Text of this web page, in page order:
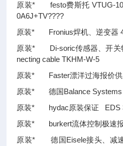
原装* festo费斯托 VTUG-10-
0A6J+TV????
原装* Fronius焊机、逆变器
原装* Di-soric传感器、开
necting cable TKHM-W-5
原装* Faster漂洋过海报价
原装* 德国Balance Systems
原装* hydac原装保证 EDS
原装* burkert流体控制极速报
原装* 德国Eisele接头、减